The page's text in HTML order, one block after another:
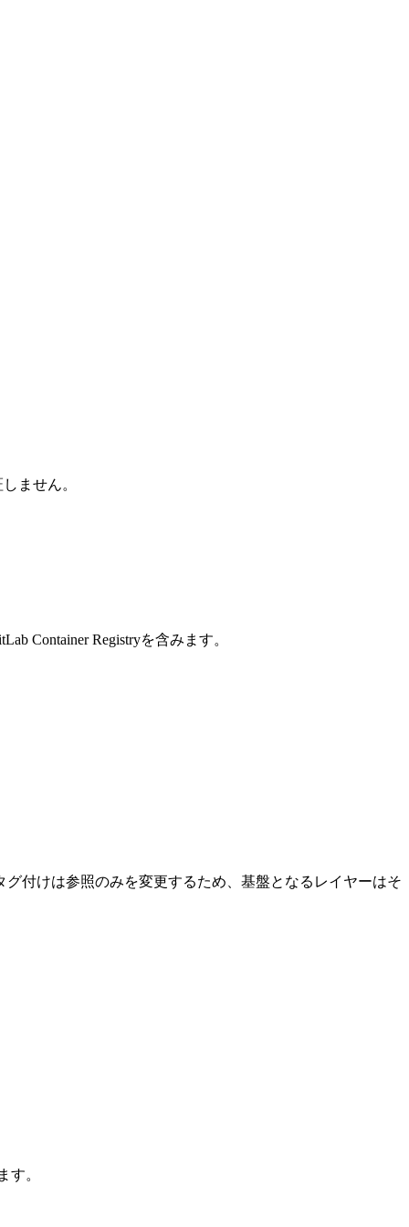
ません。
Container Registryを含みます。
付けは参照のみを変更するため、基盤となるレイヤーはそ
す。